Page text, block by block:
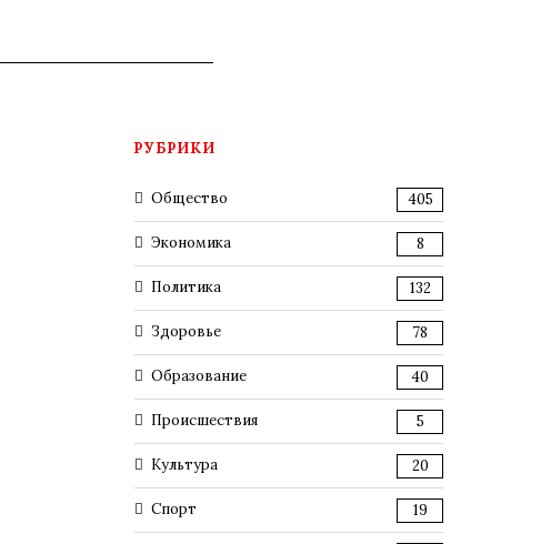
РУБРИКИ
Общество 405
Экономика 8
Политика 132
Здоровье 78
Образование 40
Происшествия 5
Культура 20
Спорт 19